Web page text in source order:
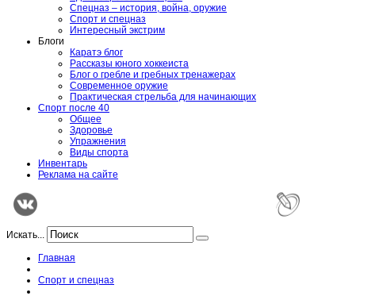
Спецназ – история, война, оружие
Спорт и спецназ
Интересный экстрим
Блоги
Каратэ блог
Рассказы юного хоккеиста
Блог о гребле и гребных тренажерах
Современное оружие
Практическая стрельба для начинающих
Спорт после 40
Общее
Здоровье
Упражнения
Виды спорта
Инвентарь
Реклама на сайте
Искать...
Главная
Спорт и спецназ